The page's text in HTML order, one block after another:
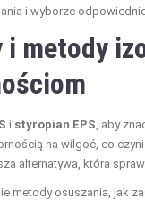
i wyborze
i metody
i styropian EPS, aby
na wilgoć, co
alternatywa, która
metody osuszania, jak